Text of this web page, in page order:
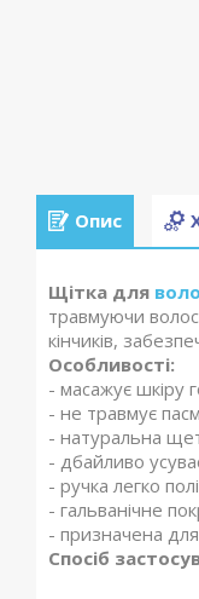
Опис
Щітка для
травмуючи
кінчиків,
Особливості:
- масажує шкіру
- не травмує
- натуральна
- дбайливо
- ручка легко
- гальванічне
- призначена
Спосіб